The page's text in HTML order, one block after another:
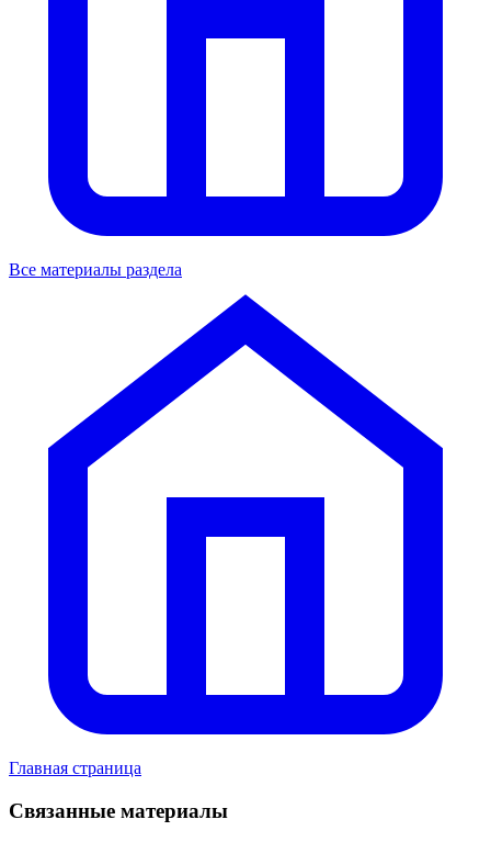
Все материалы раздела
Главная страница
Связанные материалы